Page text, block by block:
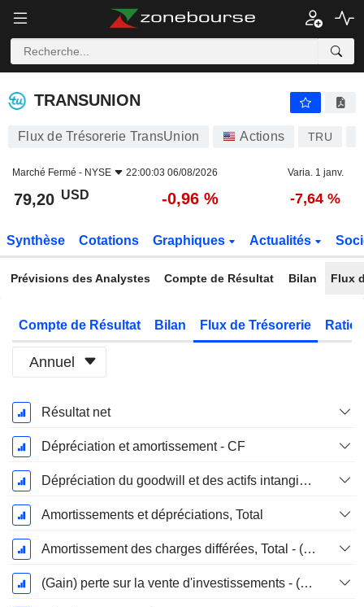
TRANSUNION
TRANSUNION
Flux de Trésorerie TransUnion Actions TRU
Marché Fermé - NYSE 22:00:03 06/08/2026 Varia. 1 janv.
79,20 USD -0,96 % -7,64 %
Synthèse Cotations Graphiques Actualités
Prévisions des Analystes Compte de Résultat Bilan Flux
Compte de Résultat Bilan Flux de Trésorerie
Annuel
Période
Fiscale:
Décembre
Résultat net
Dépréciation et amortissement - CF
Dépréciation du goodwill et des actifs intangibles
Amortissements et dépréciations, Total
Amortissement des charges différées, Total - (CF)
(Gain) perte sur la vente d'investissements - (CF)